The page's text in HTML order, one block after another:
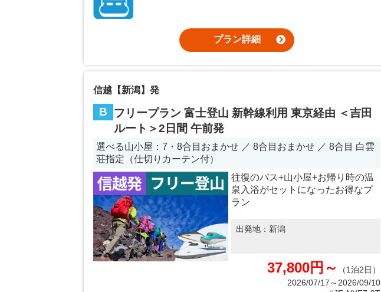
プラン詳細
信越【新潟】発
B
フリープラン 富士登山 新幹線利用 東京経由 ＜吉田
ルート＞2日間 午前発
選べる山小屋：7・8合目おまかせ ／ 8合目おまかせ ／ 8合目 白雲
荘指定（仕切りカーテン付）
往復のバス+山小屋+お帰り時の温
泉入浴がセットになったお得なプ
ラン
出発地： 新潟
37,800円～
（1泊2日）
2026/07/17～2026/09/10